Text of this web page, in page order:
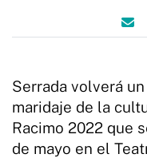
Serrada volverá
maridaje de la
Racimo 2022 que
de mayo en el